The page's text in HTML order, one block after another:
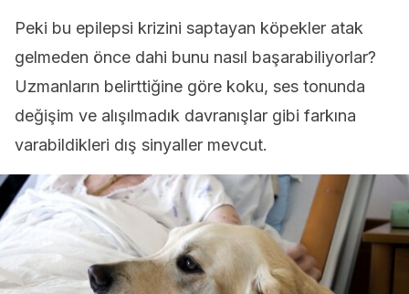
Peki bu epilepsi krizini saptayan köpekler atak
gelmeden önce dahi bunu nasıl başarabiliyorlar?
Uzmanların belirttiğine göre koku, ses tonunda
değişim ve alışılmadık davranışlar gibi farkına
varabildikleri dış sinyaller mevcut.